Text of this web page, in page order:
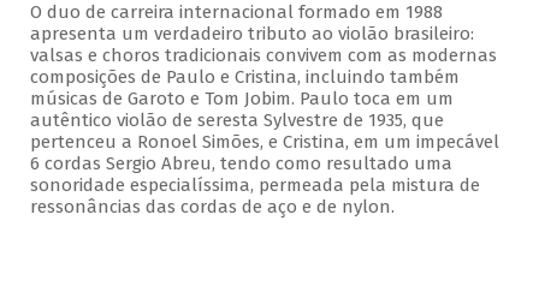
O duo de carreira internacional formado em 1988
apresenta um verdadeiro tributo ao violão brasileiro:
valsas e choros tradicionais convivem com as modernas
composições de Paulo e Cristina, incluindo também
músicas de Garoto e Tom Jobim. Paulo toca em um
autêntico violão de seresta Sylvestre de 1935, que
pertenceu a Ronoel Simões, e Cristina, em um impecável
6 cordas Sergio Abreu, tendo como resultado uma
sonoridade especialíssima, permeada pela mistura de
ressonâncias das cordas de aço e de nylon.